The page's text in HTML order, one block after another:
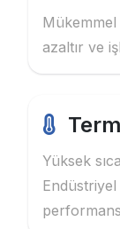
Mükemmel
azaltır ve
Yüksek